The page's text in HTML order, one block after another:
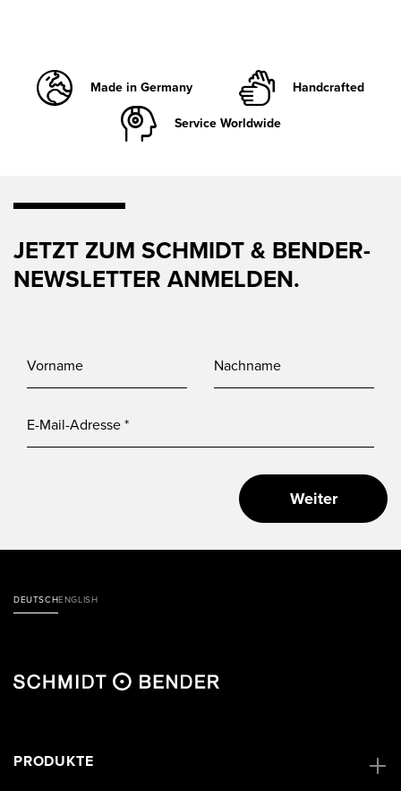
Made in Germany
Handcrafted
Service Worldwide
DEUTSCHENGLISH
PRODUKTE
JETZT ZUM SCHMIDT & BENDER-
NEWSLETTER ANMELDEN.
Weiter